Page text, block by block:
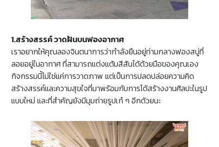
1.สร้างสรรค์ วาดฝันบนฟองอากาศ
เราอยากให้คุณลองจินตนาการว่ากำลังยืนอยู่ท่ามกลางฟองสบู่ที่
ลอยอยู่ในอากาศ ที่สามารถแต่งแต้มสีสันได้ด้วยมือของคุณเอง
กิจกรรมนี้ไม่ใช่แค่การวาดภาพ แต่เป็นการปลดปล่อยความคิด
สร้างสรรค์และความสุขใจที่มาพร้อมกับการได้สร้างงานศิลปะในรูป
แบบใหม่ และที่สำคัญยังมีมุมถ่ายรูปเก๋ ๆ อีกด้วยนะ